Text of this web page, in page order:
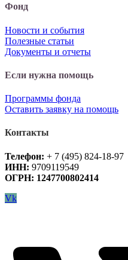
Фонд
Новости и события
Полезные статьи
Документы и отчеты
Если нужна помощь
Программы фонда
Оставить заявку на помощь
Контакты
Телефон: + 7 (495) 824-18-97
ИНН: 9709119549
ОГРН: 1247700802414
Vk